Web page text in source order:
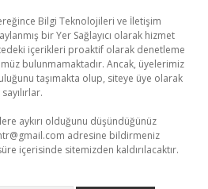
Bilgi Teknolojileri ve İletişim
bir Yer Sağlayıcı olarak hizmet
içerikleri proaktif olarak denetleme
bulunmamaktadır. Ancak, üyelerimiz
taşımakta olup, siteye üye olarak
aykırı olduğunu düşündüğünüz
adresine bildirmeniz
içerisinde sitemizden kaldırılacaktır.